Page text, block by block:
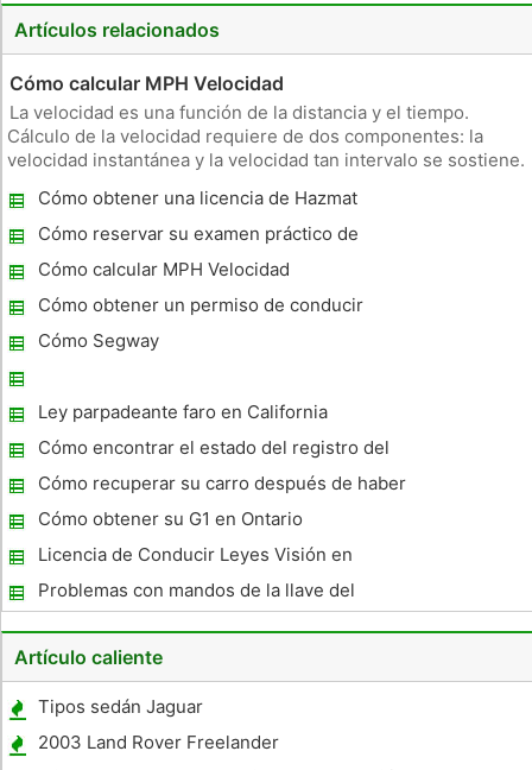
Artículos relacionados
Cómo calcular MPH Velocidad
La velocidad es una función de la distancia y el tiempo.
Cálculo de la velocidad requiere de dos componentes: la
velocidad instantánea y la velocidad tan intervalo se sostiene.
tráfico y condiciones meteorológicas, la velocidad media es
normalm
Cómo obtener una licencia de Hazmat
Cómo reservar su examen práctico de
conducción en línea
Cómo calcular MPH Velocidad
Cómo obtener un permiso de conducir
Cómo Segway
Ley parpadeante faro en California
Cómo encontrar el estado del registro del
coche en Georgia
Cómo recuperar su carro después de haber
sido confiscado
Cómo obtener su G1 en Ontario
Licencia de Conducir Leyes Visión en
Colorado
Problemas con mandos de la llave del
coche
Artículo caliente
Tipos sedán Jaguar
2003 Land Rover Freelander